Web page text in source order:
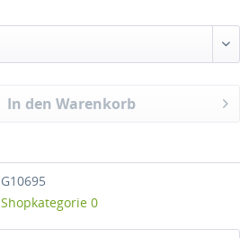
In den Warenkorb
G10695
Shopkategorie 0